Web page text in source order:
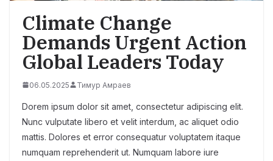
Climate Change
Demands Urgent Action
Global Leaders Today
06.05.2025 Тимур Амраев
Dorem ipsum dolor sit amet, consectetur adipiscing elit.
Nunc vulputate libero et velit interdum, ac aliquet odio
mattis. Dolores et error consequatur voluptatem itaque
numquam reprehenderit ut. Numquam labore iure